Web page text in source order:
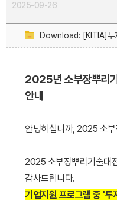
2025-09-26
Download: [KITIA]투
2025년 소부장뿌리
안내
안녕하십니까, 2025 소
2025 소부장뿌리기술대
감사드립니다.
기업지원 프로그램 중 '투